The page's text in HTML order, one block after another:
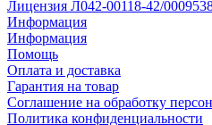
Лицензия Л042-00118-42/
Информация
Информация
Помощь
Оплата и доставка
Гарантия на товар
Соглашение на обработку
Политика конфиденциальности